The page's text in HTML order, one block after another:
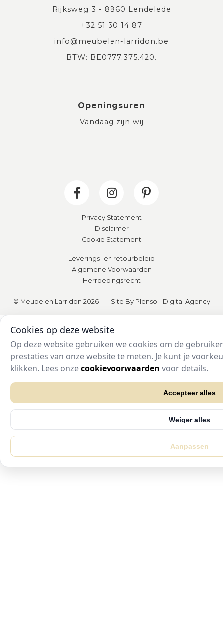
Rijksweg 3 - 8860 Lendelede
+32 51 30 14 87
info@meubelen-larridon.be
BTW: BE0777.375.420.
Openingsuren
Vandaag zijn wij
Privacy Statement
Disclaimer
Cookie Statement
Leverings- en retourbeleid
Algemene Voorwaarden
Herroepingsrecht
© Meubelen Larridon 2026 - Site By Plenso - Digital Agency
Cookies op deze website
Op deze website gebruiken we cookies om de
prestaties van onze website te meten. Je kunt je
klikken. Lees onzecookievoorwaarden voor details.
Accepteer alles
Weiger alles
Aanpassen